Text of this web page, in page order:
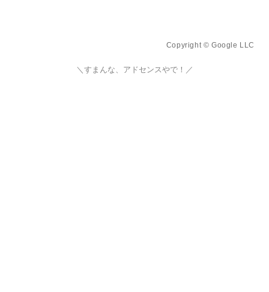
Copyright © Google LLC
＼すまんな、アドセンスやで！／